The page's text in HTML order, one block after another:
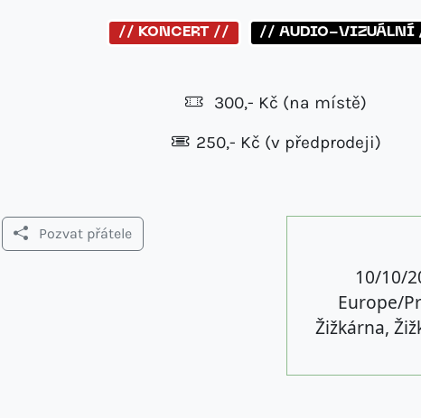
// KONCERT // // AUDIO-VIZUÁLNÍ
300,- Kč (na místě)
250,- Kč (v předprodeji)
Pozvat přátele
10/10/
Europe/
Žižkárna,